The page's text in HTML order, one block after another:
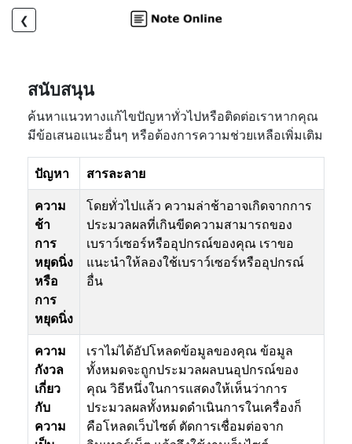
❮
สนับสนุน
ค้นหาแนวทางแก้ไขปัญหาทั่วไปหรือติดต่อเราหากคุณ
มีข้อเสนอแนะอื่นๆ หรือต้องการความช่วยเหลือเพิ่มเติม
ปัญหา
สารละลาย
ความ
ช้า
การ
หยุดนิ่ง
หรือ
การ
หยุดนิ่ง
โดยทั่วไปแล้ว ความล่าช้าอาจเกิดจากการ
ประมวลผลที่เกินขีดความสามารถของ
เบราว์เซอร์หรืออุปกรณ์ของคุณ เราขอ
แนะนำให้ลองใช้เบราว์เซอร์หรืออุปกรณ์
อื่น
ความ
กังวล
เกี่ยว
กับ
ความ
เราไม่ได้อัปโหลดข้อมูลของคุณ ข้อมูล
ทั้งหมดจะถูกประมวลผลบนอุปกรณ์ของ
คุณ วิธีหนึ่งในการแสดงให้เห็นว่าการ
ประมวลผลทั้งหมดดำเนินการในเครื่องก็
คือโหลดเว็บไซต์ ตัดการเชื่อมต่อจาก